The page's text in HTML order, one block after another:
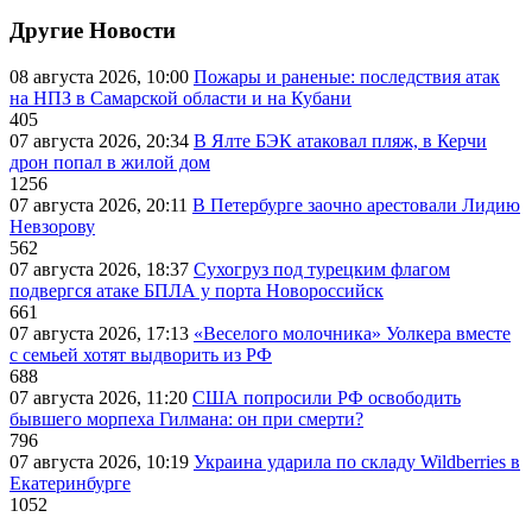
Другие Новости
08 августа 2026, 10:00 Пожары и раненые: последствия атак
на НПЗ в Самарской области и на Кубани
405
07 августа 2026, 20:34 В Ялте БЭК атаковал пляж, в Керчи
дрон попал в жилой дом
1256
07 августа 2026, 20:11 В Петербурге заочно арестовали Лидию
Невзорову
562
07 августа 2026, 18:37 Сухогруз под турецким флагом
подвергся атаке БПЛА у порта Новороссийск
661
07 августа 2026, 17:13 «Веселого молочника» Уолкера вместе
с семьей хотят выдворить из РФ
688
07 августа 2026, 11:20 США попросили РФ освободить
бывшего морпеха Гилмана: он при смерти?
796
07 августа 2026, 10:19 Украина ударила по складу Wildberries в
Екатеринбурге
1052